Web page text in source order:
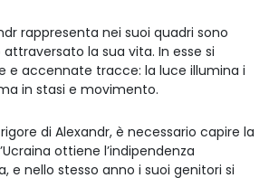
rappresenta nei suoi quadri sono
la sua vita. In esse si
e accennate tracce: la luce illumina i
in stasi e movimento.
di Alexandr, è necessario capire la
ottiene l’indipendenza
e nello stesso anno i suoi genitori si